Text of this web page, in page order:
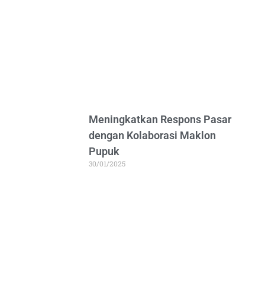
Meningkatkan Respons Pasar
dengan Kolaborasi Maklon
Pupuk
30/01/2025